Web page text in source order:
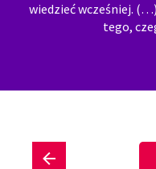
wiedzieć wcześniej.
tego,